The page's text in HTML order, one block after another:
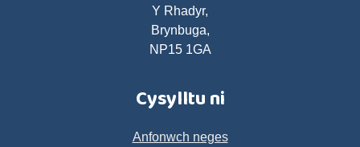
Y Rhadyr,
Brynbuga,
NP15 1GA
Cysylltu ni
Anfonwch neges